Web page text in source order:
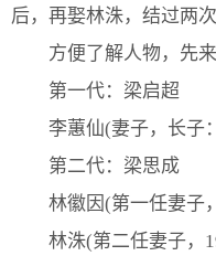
后，再娶林洙，结过两
方便了解人物，先
第一代：梁启超
李蕙仙(妻子，长子
第二代：梁思成
林徽因(第一任妻子
林洙(第二任妻子，